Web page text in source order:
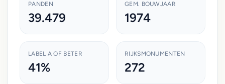
PANDEN
39.479
GEM. BOUWJAAR
1974
LABEL A OF BETER
41%
RIJKSMONUMENTEN
272